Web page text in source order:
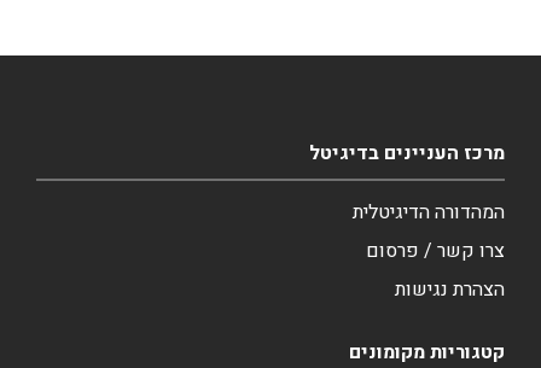
מרכז העניינים בדיגיטל
המהדורה הדיגיטלית
צרו קשר / פרסום
הצהרת נגישות
קטגוריות מקומונים